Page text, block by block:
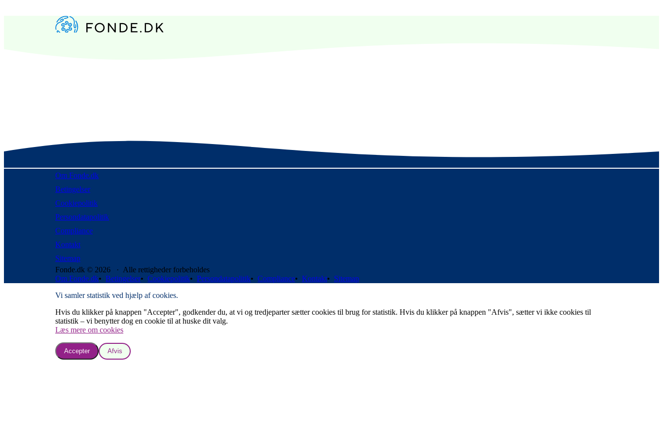
Om Fonde.dk
Betingelser
Cookiepolitik
Persondatapolitik
Compliance
Kontakt
Sitemap
Fonde.dk © 2026 · Alle rettigheder forbeholdes
Om Fonde.dk• Betingelser• Cookiepolitik• Persondatapolitik• Compliance• Kontakt• Sitemap
Vi samler statistik ved hjælp af cookies.
Hvis du klikker på knappen "Accepter", godkender du, at vi og tredjeparter sætter cookies til brug for statistik. Hvis du klikker på knappen "Afvis", sætter vi ikke cookies til
statistik – vi benytter dog en cookie til at huske dit valg.
Læs mere om cookies
Accepter Afvis